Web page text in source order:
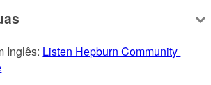
Inglês: Listen Hepburn Community